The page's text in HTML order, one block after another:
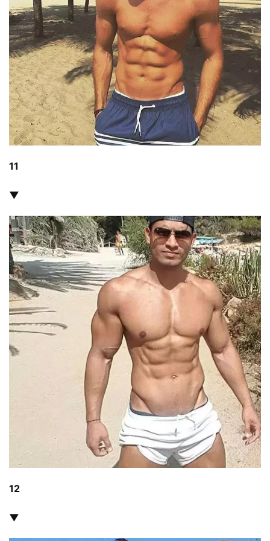
減
脂
計
劃
有
氧
運
練
心
得
力
量
訓
練
肌
伽
健
視
11
▼
12
▼